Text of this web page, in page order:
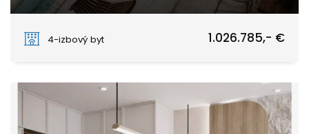
4-izbový byt
1.026.785,- €